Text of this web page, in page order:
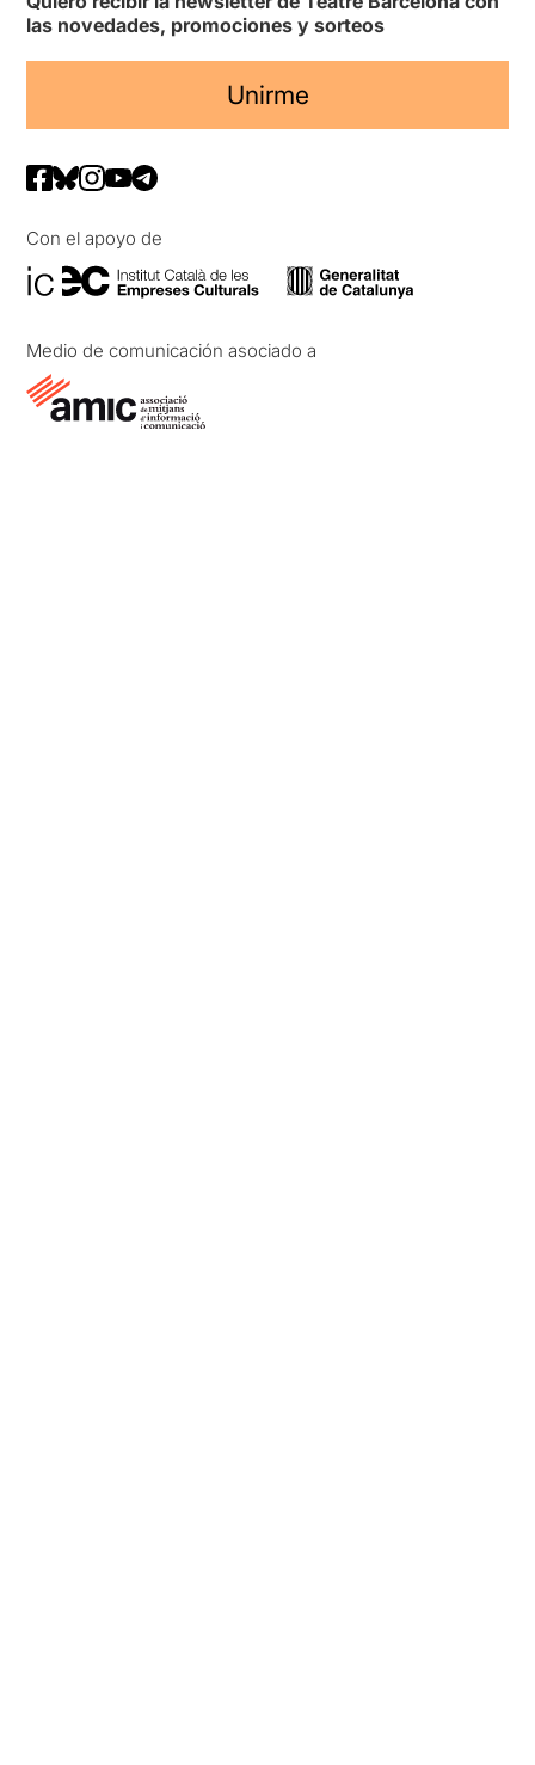
las novedades, promociones y sorteos
Unirme
Con el apoyo de
Medio de comunicación asociado a